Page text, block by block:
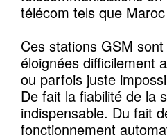
télécom tels que
Ces stations GSM
éloignées difficilement
ou parfois juste
De fait la fiabilité de la
indispensable. Du fait
fonctionnement